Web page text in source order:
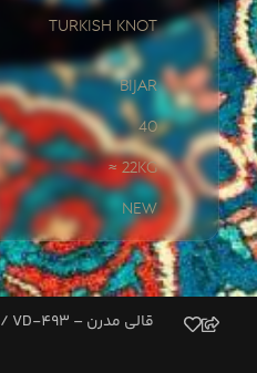
Turkish knot
Bijar
40
≈ 22kg
New
/ VD-493 – قالی مدرن